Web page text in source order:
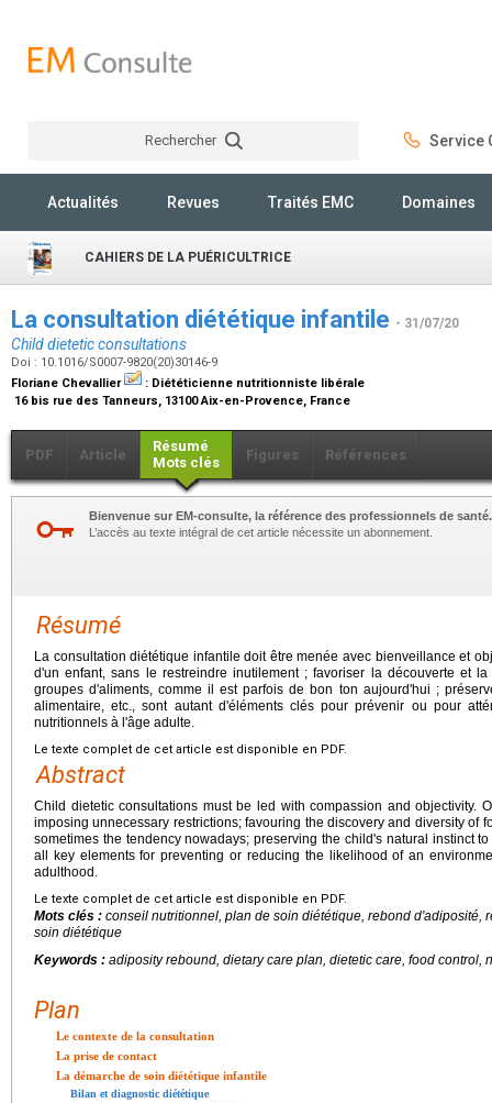
Rechercher Service
Actualités Revues Traités EMC Domaines
CAHIERS DE LA PUÉRICULTRICE
La consultation diététique infantile - 31/07/20
Child dietetic consultations
Doi : 10.1016/S0007-9820(20)30146-9
Floriane Chevallier
: Diététicienne nutritionniste libérale
16 bis rue des Tanneurs, 13100 Aix-en-Provence, France
PDF Article
Résumé
Mots clés
Figures Références
Bienvenue sur EM-consulte, la référence des professionnels de santé.
L’accès au texte intégral de cet article nécessite un abonnement.
Résumé
La consultation diététique infantile doit être menée avec bienveillance et
d'un enfant, sans le restreindre inutilement ; favoriser la découverte et
groupes d'aliments, comme il est parfois de bon ton aujourd'hui ;
alimentaire, etc., sont autant d'éléments clés pour prévenir ou pour
nutritionnels à l'âge adulte.
Le texte complet de cet article est disponible en PDF.
Abstract
Child dietetic consultations must be led with compassion and objectivity.
imposing unnecessary restrictions; favouring the discovery and diversity of
sometimes the tendency nowadays; preserving the child's natural instinct
all key elements for preventing or reducing the likelihood of an
adulthood.
Le texte complet de cet article est disponible en PDF.
Mots clés : conseil nutritionnel, plan de soin diététique, rebond d'adiposité,
soin diététique
Keywords : adiposity rebound, dietary care plan, dietetic care, food control,
Plan
Le contexte de la consultation
La prise de contact
La démarche de soin diététique infantile
Bilan et diagnostic diététique